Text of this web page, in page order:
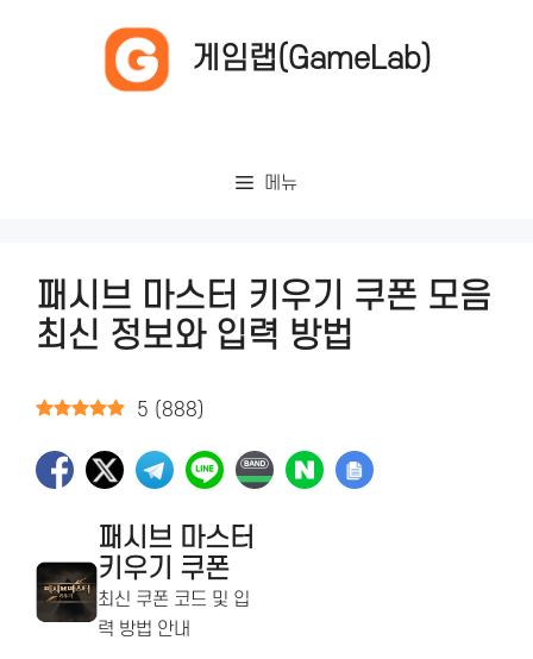
게임랩(GameLab)
메뉴
패시브 마스터 키우기 쿠폰 모음
최신 정보와 입력 방법
5 (888)
패시브 마스터
키우기 쿠폰
최신 쿠폰 코드 및 입
력 방법 안내